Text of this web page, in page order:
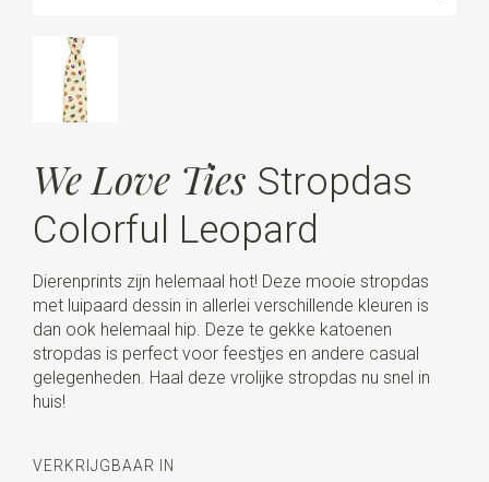
We Love Ties Stropdas
Colorful Leopard
Dierenprints zijn helemaal hot! Deze mooie stropdas
met luipaard dessin in allerlei verschillende kleuren is
dan ook helemaal hip. Deze te gekke katoenen
stropdas is perfect voor feestjes en andere casual
gelegenheden. Haal deze vrolijke stropdas nu snel in
huis!
VERKRIJGBAAR IN